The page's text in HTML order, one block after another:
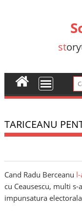
st
TARICEANU
Cand Radu Berceanu
cu Ceausescu, multi
impunsatura